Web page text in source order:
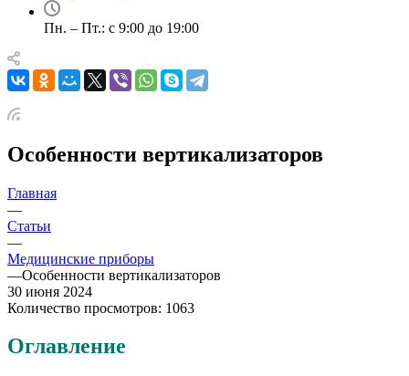
Пн. – Пт.: с 9:00 до 19:00
Особенности вертикализаторов
Главная
—
Статьи
—
Медицинские приборы
—Особенности вертикализаторов
30 июня 2024
Количество просмотров: 1063
Оглавление